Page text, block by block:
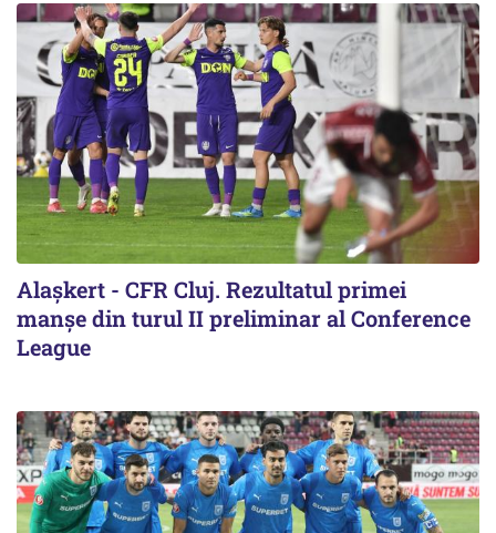
Alaşkert - CFR Cluj. Rezultatul primei
manșe din turul II preliminar al Conference
League